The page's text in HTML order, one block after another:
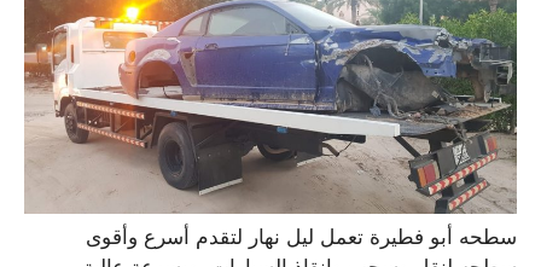
سطحه أبو فطيرة تعمل ليل نهار لتقدم أسرع وأقوى